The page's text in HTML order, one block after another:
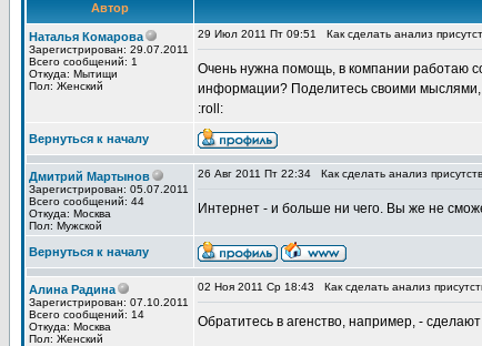
Автор
Наталья Комарова
Зарегистрирован: 29.07.2011
Всего сообщений: 1
Откуда: Мытищи
Пол: Женский
29 Июл 2011 Пт 09:51 Как сделать анализ
Очень нужна помощь, в компании работаю
информации? Поделитесь своими мыслями,
:roll:
Вернуться к началу
Дмитрий Мартынов
Зарегистрирован: 05.07.2011
Всего сообщений: 44
Откуда: Москва
Пол: Мужской
26 Авг 2011 Пт 22:34 Как сделать анализ
Интернет - и больше ни чего. Вы же не
Вернуться к началу
Алина Радина
Зарегистрирован: 07.10.2011
Всего сообщений: 14
Откуда: Москва
Пол: Женский
02 Ноя 2011 Ср 18:43 Как сделать анализ
Обратитесь в агенство, например, -